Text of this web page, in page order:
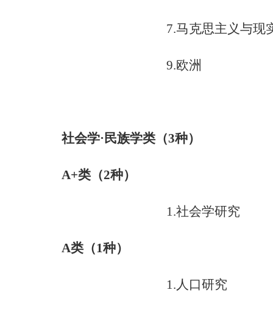
7.马克思主义与现
9.欧洲
社会学·民族学类（3种）
A+类（2种）
1.社会学研究
A类（1种）
1.人口研究